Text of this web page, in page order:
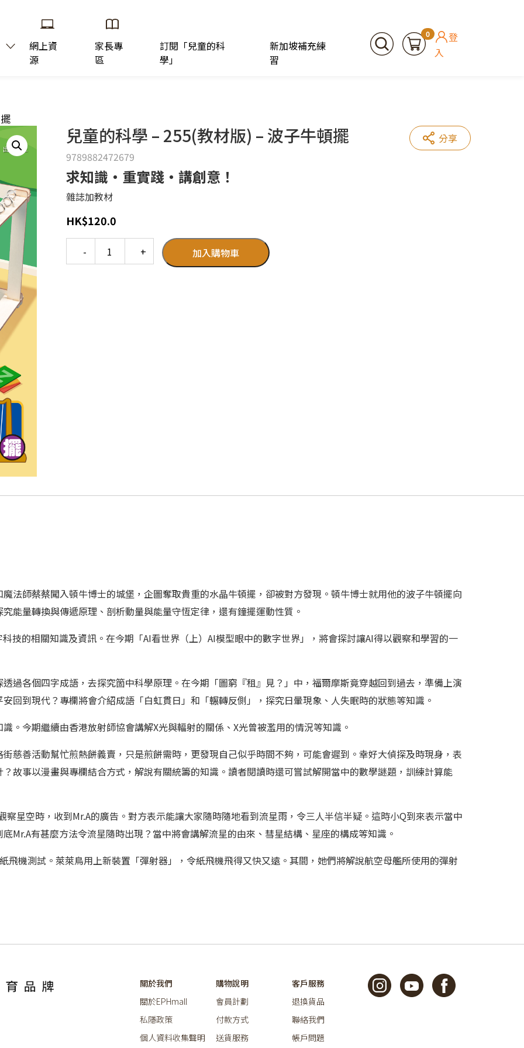
網上資
源
家長專
區
訂閱「兒童的科
學」
新加坡補充練
習
0
登
入
兒童的科學 – 255(教材版) – 波子牛頓擺
9789882472679
求知識‧重實踐‧講創意！
雜誌加教材
HK$120.0
加入購物車
分享
魔法師蔡蔡闖入頓牛博士的城堡，企圖奪取貴重的水晶牛頓擺，卻被對方發現。頓牛博士就用他的波子牛頓擺向
能量轉換與傳遞原理、剖析動量與能量守恆定律，還有鐘擺運動性質。
技的相關知識及資訊。在今期「AI看世界（上）AI模型眼中的數字世界」，將會探討讓AI得以觀察和學習的一
透過各個四字成語，去探究箇中科學原理。在今期「圖窮『租』見？」中，福爾摩斯竟穿越回到過去，準備上演
回到現代？專欄將會介紹成語「白虹貫日」和「輾轉反側」，探究日暈現象、人失眠時的狀態等知識。
。今期繼續由香港放射師協會講解X光與輻射的關係、X光曾被濫用的情況等知識。
慈善活動幫忙煎熱餅義賣，只是煎餅需時，更發現自己似乎時間不夠，可能會遲到。幸好大偵探及時現身，表
故事以漫畫與專欄結合方式，解說有關統籌的知識。讀者閱讀時還可嘗試解開當中的數學謎題，訓練計算能
察星空時，收到Mr.A的廣告。對方表示能讓大家隨時隨地看到流星雨，令三人半信半疑。這時小Q到來表示當中
Mr.A有甚麼方法令流星隨時出現？當中將會講解流星的由來、彗星結構、星座的構成等知識。
飛機測試。萊萊鳥用上新裝置「彈射器」，令紙飛機飛得又快又遠。其間，她們將解說航空母艦所使用的彈射
關於我們
關於EPHmall
私隱政策
個人資料收集聲明
購物說明
會員計劃
付款方式
送貨服務
客戶服務
退換貨品
聯絡我們
帳戶問題